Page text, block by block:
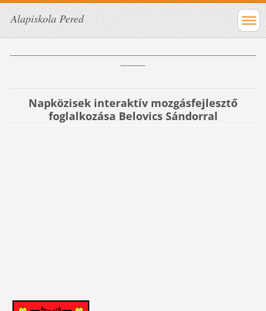
Alapiskola Pered
Napközisek interaktív mozgásfejlesztő
foglalkozása Belovics Sándorral